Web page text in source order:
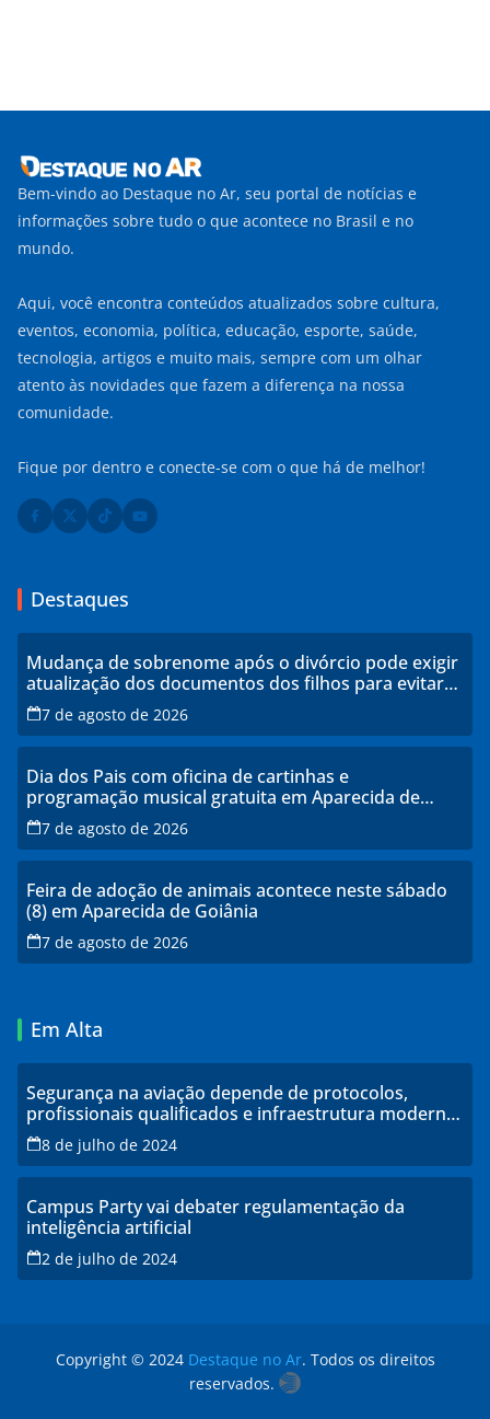
Bem-vindo ao Destaque no Ar, seu portal de notícias e
informações sobre tudo o que acontece no Brasil e no
mundo.
Aqui, você encontra conteúdos atualizados sobre cultura,
eventos, economia, política, educação, esporte, saúde,
tecnologia, artigos e muito mais, sempre com um olhar
atento às novidades que fazem a diferença na nossa
comunidade.
Fique por dentro e conecte-se com o que há de melhor!
Destaques
Mudança de sobrenome após o divórcio pode exigir
atualização dos documentos dos filhos para evitar
transtornos
7 de agosto de 2026
Dia dos Pais com oficina de cartinhas e
programação musical gratuita em Aparecida de
Goiânia
7 de agosto de 2026
Feira de adoção de animais acontece neste sábado
(8) em Aparecida de Goiânia
7 de agosto de 2026
Em Alta
Segurança na aviação depende de protocolos,
profissionais qualificados e infraestrutura moderna,
explicam especialistas
8 de julho de 2024
Campus Party vai debater regulamentação da
inteligência artificial
2 de julho de 2024
Copyright © 2024 Destaque no Ar. Todos os direitos
reservados.